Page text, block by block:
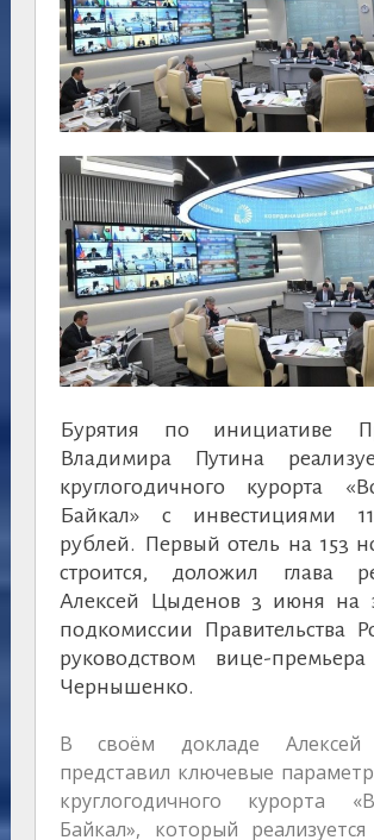
Бурятия по инициативе
Владимира Путина
круглогодичного курорта
Байкал» с инвестициями
рублей. Первый отель на 153
строится, доложил глава
Алексей Цыденов 3 июня на
подкомиссии Правительства
руководством вице-
Чернышенко.
В своём докладе Алексей
представил ключевые
круглогодичного курорта
Байкал», который